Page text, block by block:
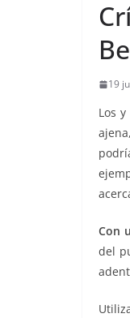
19
Los
Con
del